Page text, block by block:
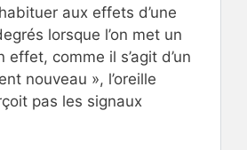
aux effets d’une
lorsque l’on met un
effet, comme il s’agit d’un
nouveau », l’oreille
pas les signaux